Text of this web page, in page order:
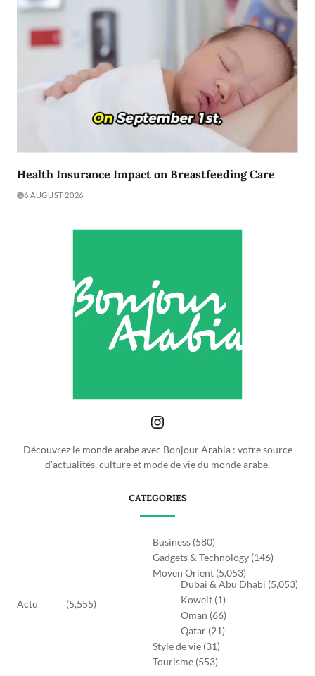
Health Insurance Impact on Breastfeeding Care
6 AUGUST 2026
Découvrez le monde arabe avec Bonjour Arabia : votre source
d'actualités, culture et mode de vie du monde arabe.
CATEGORIES
Actu (5,555)
Business (580)
Gadgets & Technology (146)
Moyen Orient (5,053)
Dubai & Abu Dhabi (5,053)
Koweit (1)
Oman (66)
Qatar (21)
Style de vie (31)
Tourisme (553)